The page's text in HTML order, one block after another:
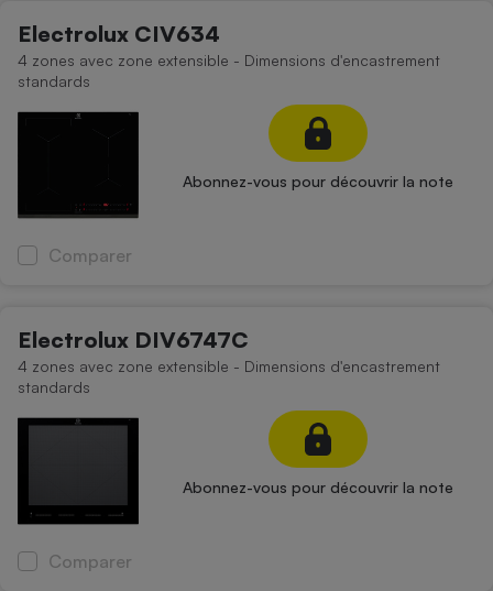
Electrolux CIV634
4 zones avec zone extensible - Dimensions d'encastrement
standards
Abonnez-vous pour découvrir la note
Comparer
Electrolux DIV6747C
4 zones avec zone extensible - Dimensions d'encastrement
standards
Abonnez-vous pour découvrir la note
Comparer
Climatiseur -
Ventilateur
Cafetière à expressos